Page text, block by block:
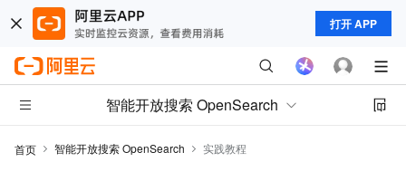
打开 APP
智能开放搜索 OpenSearch
首页 智能开放搜索 OpenSearch 实践教程